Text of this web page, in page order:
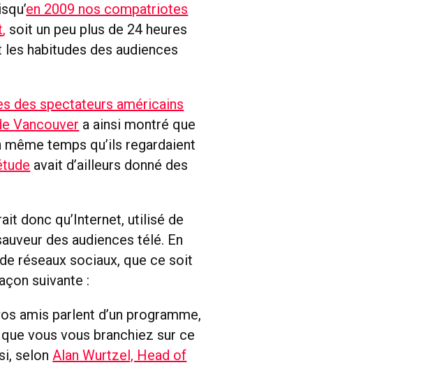
en 2009 nos compatriotes
, soit un peu plus de 24 heures
habitudes des audiences
des spectateurs américains
Vancouver a ainsi montré que
temps qu’ils regardaient
avait d’ailleurs donné des
donc qu’Internet, utilisé de
des audiences télé. En
réseaux sociaux, que ce soit
suivante :
amis parlent d’un programme,
vous vous branchiez sur ce
selonAlan Wurtzel, Head of